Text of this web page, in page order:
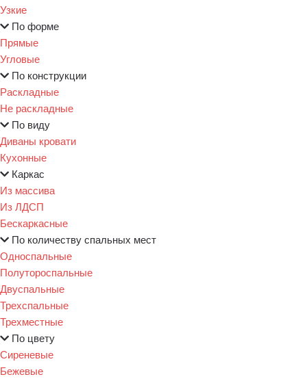
Узкие
По форме
Прямые
Угловые
По конструкции
Раскладные
Не раскладные
По виду
Диваны кровати
Кухонные
Каркас
Из массива
Из ЛДСП
Бескаркасные
По количеству спальных мест
Односпальные
Полутороспальные
Двуспальные
Трехспальные
Трехместные
По цвету
Сиреневые
Бежевые